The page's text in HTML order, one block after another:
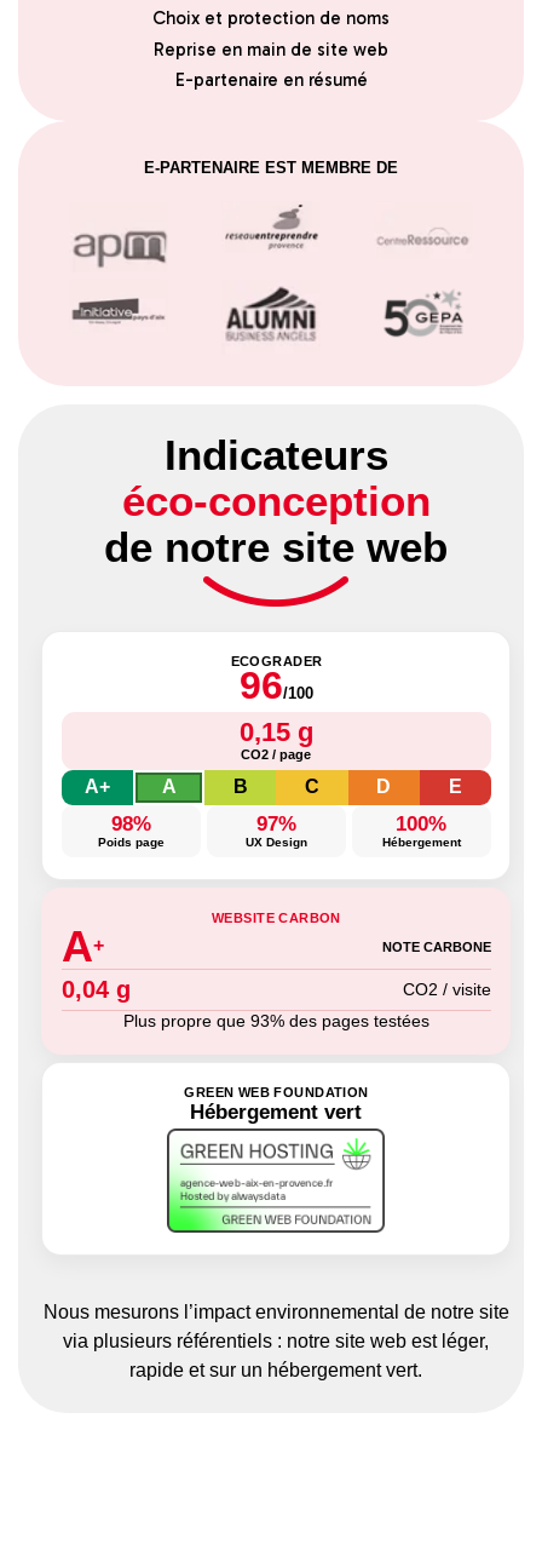
Choix et protection de noms
Reprise en main de site web
E-partenaire en résumé
E-PARTENAIRE EST MEMBRE DE
Indicateurs
éco-conception
de notre site web
ECOGRADER
96/100
0,15 g
CO2 / page
A+ A B C D E
98%
Poids page
97%
UX Design
100%
Hébergement
WEBSITE CARBON
A+ NOTE CARBONE
0,04 g
CO2 / visite
Plus propre que 93% des pages testées
GREEN WEB FOUNDATION
Hébergement vert
Nous mesurons l’impact environnemental de notre site
via plusieurs référentiels : notre site web est léger,
rapide et sur un hébergement vert.